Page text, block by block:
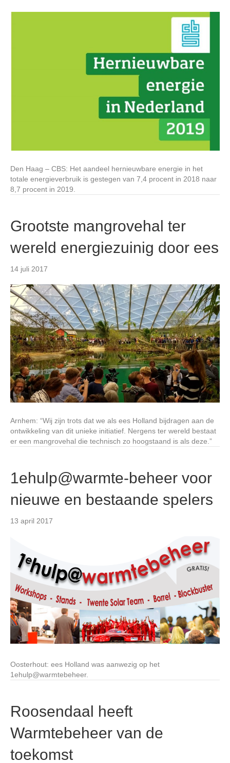
Den Haag – CBS: Het aandeel hernieuwbare energie in het
totale energieverbruik is gestegen van 7,4 procent in 2018 naar
8,7 procent in 2019.
Grootste mangrovehal ter
wereld energiezuinig door ees
14 juli 2017
Arnhem: “Wij zijn trots dat we als ees Holland bijdragen aan de
ontwikkeling van dit unieke initiatief. Nergens ter wereld bestaat
er een mangrovehal die technisch zo hoogstaand is als deze.”
1ehulp@warmte-beheer voor
nieuwe en bestaande spelers
13 april 2017
Oosterhout: ees Holland was aanwezig op het
1ehulp@warmtebeheer.
Roosendaal heeft
Warmtebeheer van de
toekomst